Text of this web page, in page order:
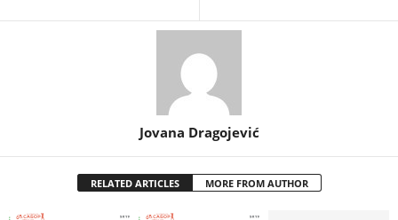
Jovana Dragojević
RELATED ARTICLES MORE FROM AUTHOR